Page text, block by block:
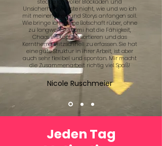
Unsicherheit, wusste nicht, wie und wo ich
mit meinen Reels und Storys anfangen soll.
Wie bringe ich meine Botschaft rüber, ohne
zu langweilen? Mimi hat die Fähigkeit,
Chaos im Kopf zu sortieren und das
Kernthema blitzschnell zu erfassen. Sie hat
eine gute Struktur in ihrer Arbeit, ist aber
auch sehr flexibel und spontan. Mir macht
die Zusammenarbeit richtig viel Spaß!
Nicole Ruschmeier
Jeden Tag